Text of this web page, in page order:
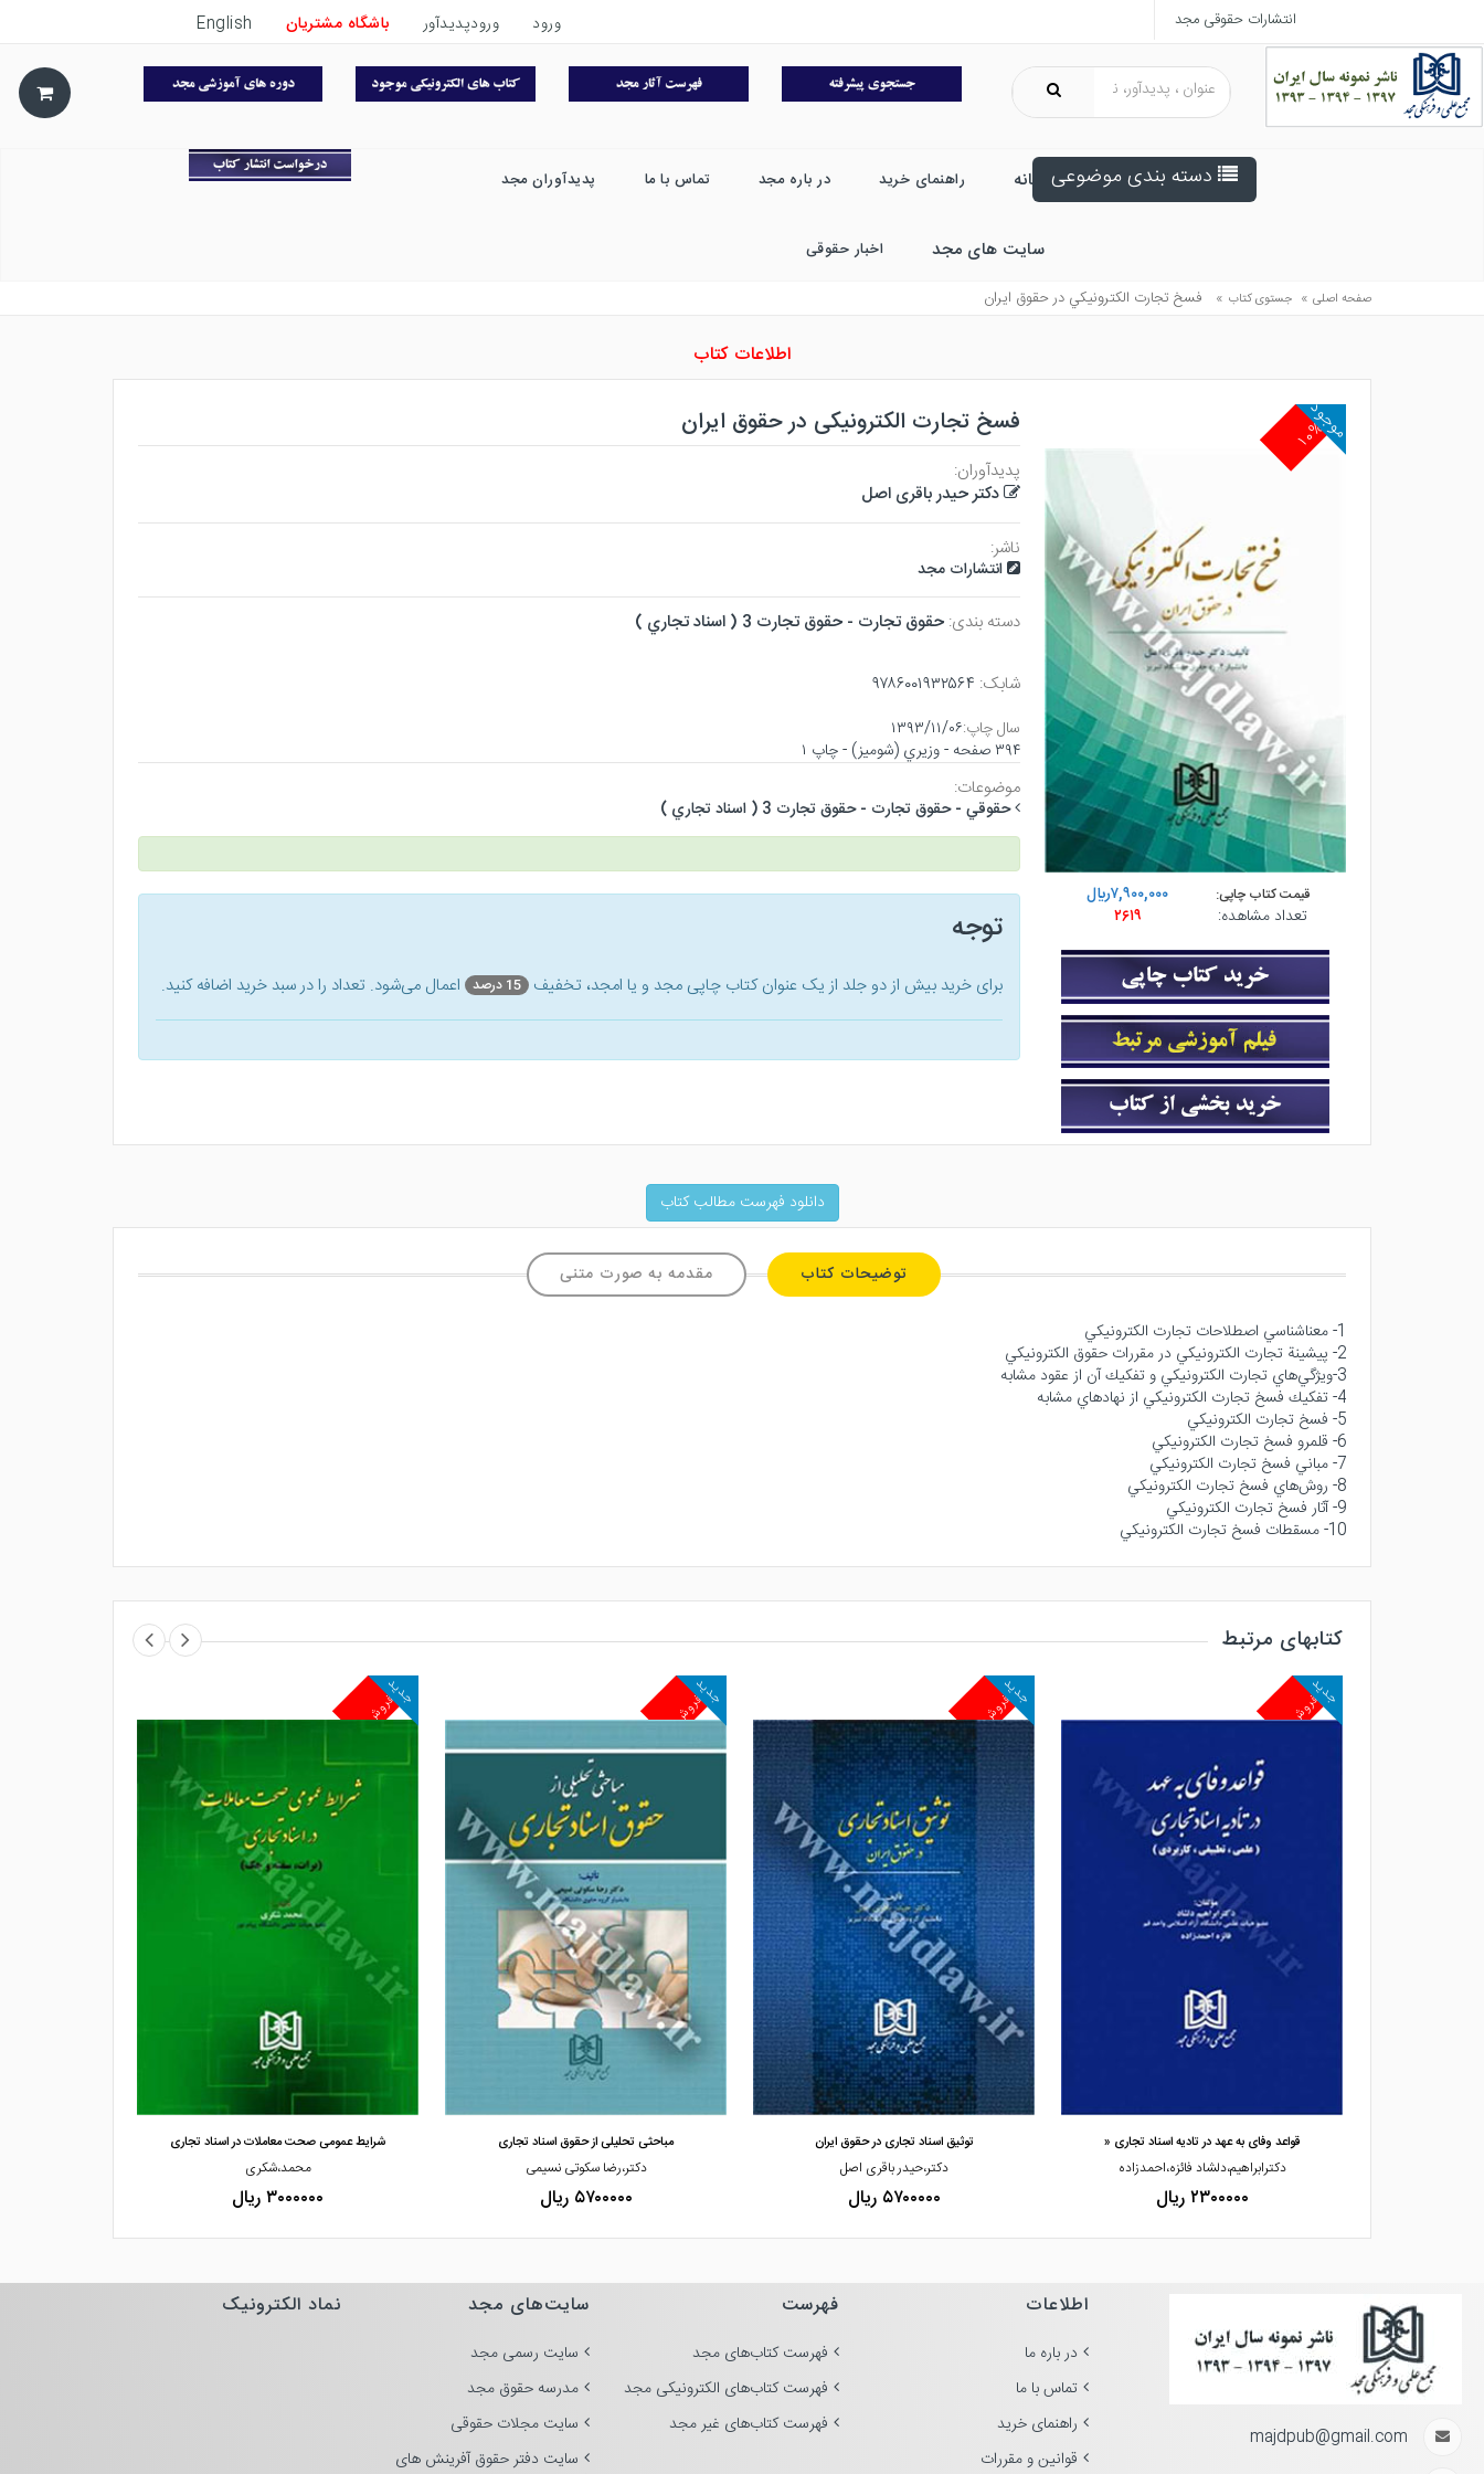
انتشارات حقوقی مجد ورود ورودپدیدآور باشگاه مشتریان English
دسته بندی موضوعی خانه راهنمای خرید در باره مجد تماس با ما پدیدآوران مجد
سایت های مجد اخبار حقوقی
صفحه اصلی » جستوی کتاب » فسخ تجارت الكترونيكي در حقوق ايران
اطلاعات کتاب
۱۰%
موجود
قیمت کتاب چاپی:
۷,۹۰۰,۰۰۰ريال
تعداد مشاهده:
۲۶۱۹
فسخ تجارت الکترونیکی در حقوق ایران
پدیدآوران:
دکتر حیدر باقری اصل
ناشر:
انتشارات مجد
دسته بندی:حقوق تجارت - حقوق تجارت 3 ( اسناد تجاري )
شابک: ۹۷۸۶۰۰۱۹۳۲۵۶۴
سال چاپ:۱۳۹۳/۱۱/۰۶
۳۹۴ صفحه - وزيري (شوميز) - چاپ ۱
موضوعات:
حقوقي - حقوق تجارت - حقوق تجارت 3 ( اسناد تجاري )
توجه
برای خرید بیش از دو جلد از یک عنوان کتاب‌ چاپی مجد و یا امجد، تخفیف 15 درصد اعمال می‌شود. تعداد را در سبد خرید اضافه کنید.
دانلود فهرست مطالب کتاب
توضیحات کتاب مقدمه به صورت متنی
1- معناشناسي اصطلاحات تجارت الكترونيكي
2- پيشينة تجارت الكترونيكي در مقررات حقوق الكترونيكي
3-ويژگي‌هاي تجارت الكترونيكي و تفكيك آن از عقود مشابه
4- تفكيك فسخ تجارت الكترونيكي از نهادهاي مشابه
5- فسخ تجارت الكترونيكي
6- قلمرو فسخ تجارت الكترونيكي
7- مباني فسخ تجارت الكترونيكي
8- روش‌هاي فسخ تجارت الكترونيكي
9- آثار فسخ تجارت الكترونيكي
10- مسقطات فسخ تجارت الكترونيكي
کتابهای مرتبط
پرفروش
جدید
مشاهده و خرید
قواعد وفای به عهد در تادیه اسناد تجاری «
دکترابراهیم،دلشاد فائزه،احمدزاده
۲۳۰۰۰۰۰ ریال
پرفروش
جدید
توثیق اسناد تجاری در حقوق ایران
دکتر،حیدر باقری اصل
۵۷۰۰۰۰۰ ریال
پرفروش
جدید
مشاهده و خرید
مباحثی تحلیلی از حقوق اسناد تجاری
دکتر،رضا سکوتی نسیمی
۵۷۰۰۰۰۰ ریال
پرفروش
جدید
شرایط عمومی صحت معاملات در اسناد تجاری
محمد،شکری
۳۰۰۰۰۰۰ ریال
majdpub@gmail.com
اطلاعات
در باره ما
تماس با ما
راهنمای خرید
قوانین و مقررات
فهرست
فهرست کتاب‌های مجد
فهرست کتاب‌های الکترونیکی مجد
فهرست کتاب‌های غیر مجد
سایت‌های مجد
سایت رسمی مجد
مدرسه حقوق مجد
سایت مجلات حقوقی
سایت دفتر حقوق آفرینش های
نماد الکترونیک